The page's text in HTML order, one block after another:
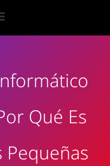
Qué Es
Pequeñas